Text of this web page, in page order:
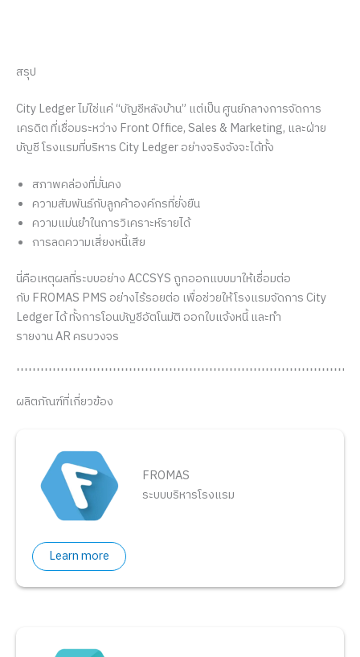
สรุป
City Ledger ไม่ใช่แค่ “บัญชีหลังบ้าน” แต่เป็น ศูนย์กลางการจัดการ
เครดิต ที่เชื่อมระหว่าง Front Office, Sales & Marketing, และฝ่าย
บัญชี โรงแรมที่บริหาร City Ledger อย่างจริงจังจะได้ทั้ง
สภาพคล่องที่มั่นคง
ความสัมพันธ์กับลูกค้าองค์กรที่ยั่งยืน
ความแม่นยำในการวิเคราะห์รายได้
การลดความเสี่ยงหนี้เสีย
นี่คือเหตุผลที่ระบบอย่าง ACCSYS ถูกออกแบบมาให้เชื่อมต่อ
กับ FROMAS PMS อย่างไร้รอยต่อ เพื่อช่วยให้โรงแรมจัดการ City
Ledger ได้ ทั้งการโอนบัญชีอัตโนมัติ ออกใบแจ้งหนี้ และทำ
รายงาน AR ครบวงจร
ผลิตภัณฑ์ที่เกี่ยวข้อง
FROMAS
ระบบบริหารโรงแรม
Learn more